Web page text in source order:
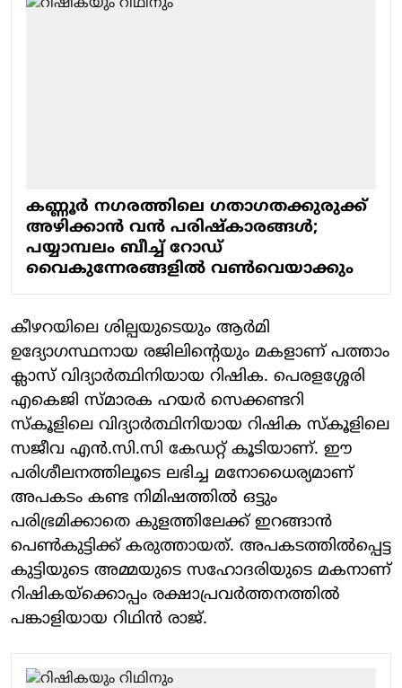
കണ്ണൂർ നഗരത്തിലെ ഗതാഗതക്കുരുക്ക്
അഴിക്കാൻ വൻ പരിഷ്കാരങ്ങൾ;
പയ്യാമ്പലം ബീച്ച് റോഡ്
വൈകുന്നേരങ്ങളിൽ വൺവെയാക്കും
കീഴറയിലെ ശില്പയുടെയും ആർമി
ഉദ്യോഗസ്ഥനായ രജിലിന്റെയും മകളാണ് പത്താം
ക്ലാസ് വിദ്യാർത്ഥിനിയായ റിഷിക. പെരളശ്ശേരി
എകെജി സ്മാരക ഹയർ സെക്കണ്ടറി
സ്കൂളിലെ വിദ്യാർത്ഥിനിയായ റിഷിക സ്കൂളിലെ
സജീവ എൻ.സി.സി കേഡറ്റ് കൂടിയാണ്. ഈ
പരിശീലനത്തിലൂടെ ലഭിച്ച മനോധൈര്യമാണ്
അപകടം കണ്ട നിമിഷത്തിൽ ഒട്ടും
പരിഭ്രമിക്കാതെ കുളത്തിലേക്ക് ഇറങ്ങാൻ
പെൺകുട്ടിക്ക് കരുത്തായത്. അപകടത്തിൽപ്പെട്ട
കുട്ടിയുടെ അമ്മയുടെ സഹോദരിയുടെ മകനാണ്
റിഷികയ്ക്കൊപ്പം രക്ഷാപ്രവർത്തനത്തിൽ
പങ്കാളിയായ റിഥിൻ രാജ്.